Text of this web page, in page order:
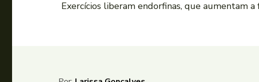
Exercícios liberam endorfinas, que aumentam